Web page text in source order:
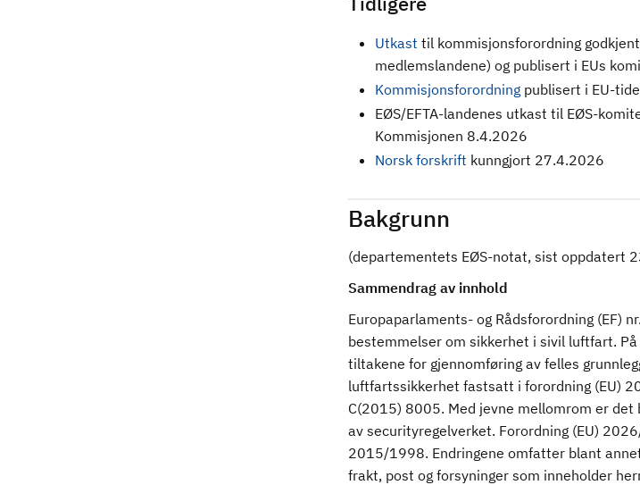
Utkast til kommisjonsforordning
medlemslandene) og publisert i EUs
Kommisjonsforordningpublisert i EU-
EØS/EFTA-landenes utkast til EØS-
Kommisjonen 8.4.2026
Norsk forskrift kunngjort 27.4.2026
Bakgrunn
(departementets EØS-notat, sist oppdatert
Sammendrag av innhold
Europaparlaments- og Rådsforordning (EF)
bestemmelser om sikkerhet i sivil luftfart.
tiltakene for gjennomføring av felles
luftfartssikkerhet fastsatt i forordning (EU)
C(2015) 8005. Med jevne mellomrom er det
av securityregelverket. Forordning (EU)
2015/1998. Endringene omfatter blant
frakt, post og forsyninger som inneholder